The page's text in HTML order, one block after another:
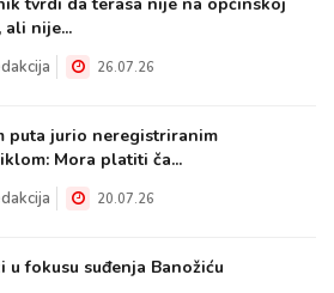
ali nije...
26.07.26
puta jurio neregistriranim
Mora platiti ča...
20.07.26
u fokusu suđenja Banožiću